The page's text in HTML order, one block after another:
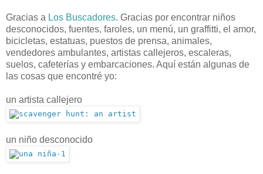
Gracias a Los Buscadores. Gracias por encontrar niños
desconocidos, fuentes, faroles, un menú, un graffitti, el amor,
bicicletas, estatuas, puestos de prensa, animales,
vendedores ambulantes, artistas callejeros, escaleras,
suelos, cafeterías y embarcaciones. Aquí están algunas de
las cosas que encontré yo:
un artista callejero
un niño desconocido